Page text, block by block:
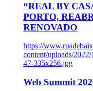
“REAL BY
PORTO,
RENOVADO
https://
content/uploads/
47-335x256.jpg
Web Summit